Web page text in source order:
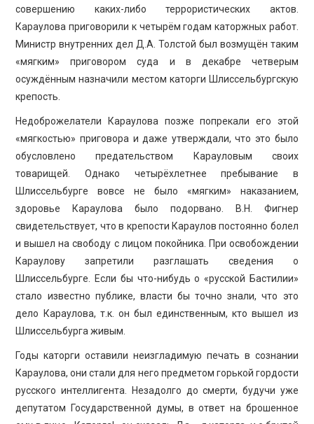
совершению каких-либо террористических актов.
Караулова приговорили к четырём годам каторжных работ.
Министр внутренних дел Д.А. Толстой был возмущён таким
«мягким» приговором суда и в декабре четверым
осуждённым назначили местом каторги Шлиссельбургскую
крепость.
Недоброжелатели Караулова позже попрекали его этой
«мягкостью» приговора и даже утверждали, что это было
обусловлено предательством Карауловым своих
товарищей. Однако четырёхлетнее пребывание в
Шлиссельбурге вовсе не было «мягким» наказанием,
здоровье Караулова было подорвано. В.Н. Фигнер
свидетельствует, что в крепости Караулов постоянно болел
и вышел на свободу с лицом покойника. При освобождении
Караулову запретили разглашать сведения о
Шлиссельбурге. Если бы что-нибудь о «русской Бастилии»
стало известно публике, власти бы точно знали, что это
дело Караулова, т.к. он был единственным, кто вышел из
Шлиссельбурга живым.
Годы каторги оставили неизгладимую печать в сознании
Караулова, они стали для него предметом горькой гордости
русского интеллигента. Незадолго до смерти, будучи уже
депутатом Государственной думы, в ответ на брошенное